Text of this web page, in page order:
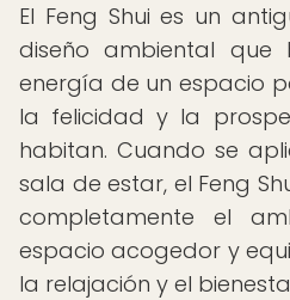
El Feng Shui es un
diseño ambiental que
energía de un espacio
la felicidad y la
habitan. Cuando se
sala de estar, el Feng
completamente el
espacio acogedor y
la relajación y el